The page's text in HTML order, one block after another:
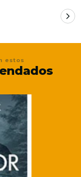
estos